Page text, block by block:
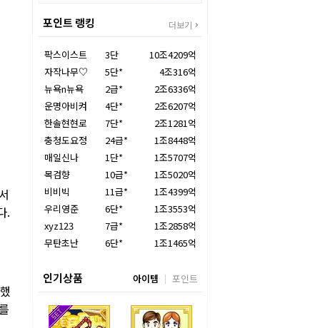
.
포인트 랭킹 더보기
팍스이스트 3단
10조4209억
자작나무♡
5단*
4조316억
뉴욕n뉴욕
2급*
2조6336억
운명아비켜
4단*
2조6207억
한솔현현로
7단*
2조1281억
충청도요정
24급*
1조8448억
매일신나
1단*
1조5707억
목검향
10급*
1조5020억
비비빅
11급*
1조4399억
우리영준
6단*
1조3553억
xyz123
7급*
1조2858억
무탄초난
6단* 1조1465억
인기상품 아이템 포인트